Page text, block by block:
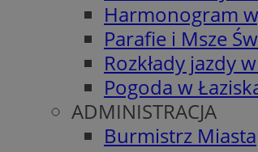
Harmonogram
Parafie i Msze
Rozkłady jazdy
Pogoda w
ADMINISTRACJA
Burmistrz Miasta